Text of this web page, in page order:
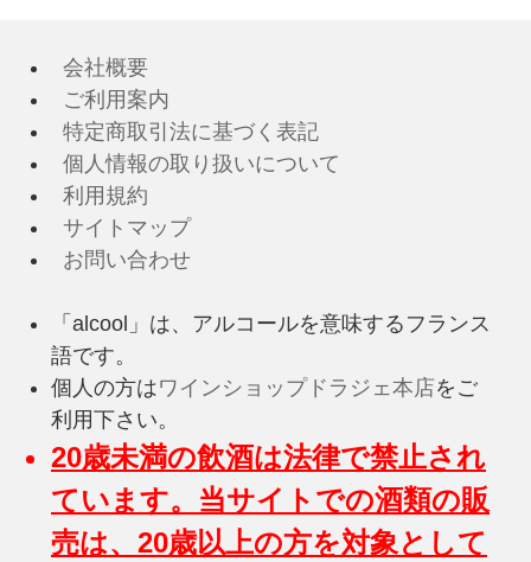
会社概要
ご利用案内
特定商取引法に基づく表記
個人情報の取り扱いについて
利用規約
サイトマップ
お問い合わせ
「alcool」は、アルコールを意味するフランス
語です。
個人の方はワインショップドラジェ本店をご
利用下さい。
20歳未満の飲酒は法律で禁止され
ています。当サイトでの酒類の販
売は、20歳以上の方を対象として